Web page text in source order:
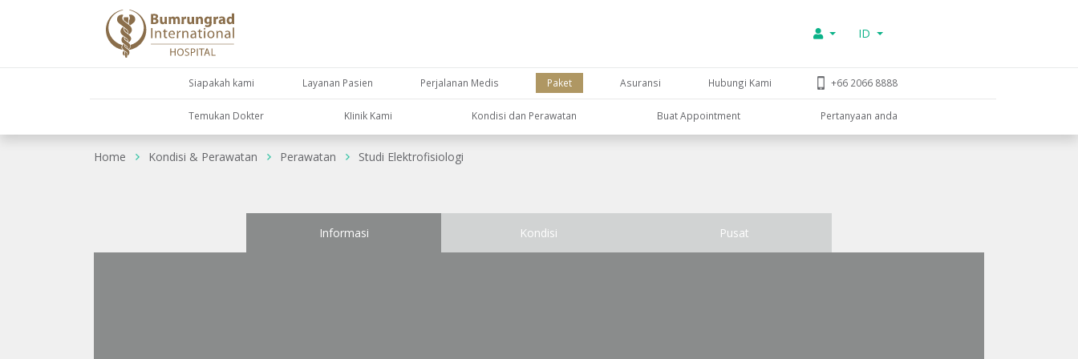
ID
Siapakah kami Layanan Pasien Perjalanan Medis Paket Asuransi Hubungi Kami +66 2066 8888
Temukan Dokter KIinik Kami Kondisi dan Perawatan Buat Appointment Pertanyaan anda
Home Kondisi & Perawatan Perawatan Studi Elektrofisiologi
Informasi Kondisi Pusat